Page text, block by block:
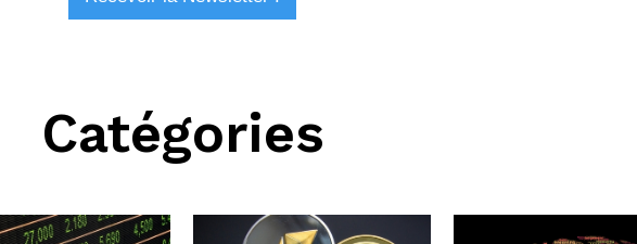
Catégories